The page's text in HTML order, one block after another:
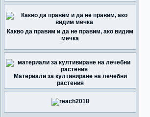
Какво да правим и да не правим, ако видим
мечка
Материали за култивиране на лечебни
растения